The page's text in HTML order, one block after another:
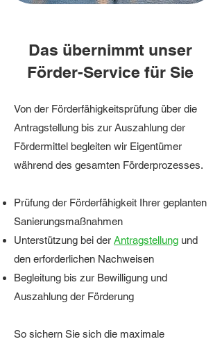
Das übernimmt unser
Förder-Service für Sie
Von der Förderfähigkeitsprüfung über die
Antragstellung bis zur Auszahlung der
Fördermittel begleiten wir Eigentümer
während des gesamten Förderprozesses.
Prüfung der Förderfähigkeit Ihrer geplanten
Sanierungsmaßnahmen
Unterstützung bei der Antragstellung und
den erforderlichen Nachweisen
Begleitung bis zur Bewilligung und
Auszahlung der Förderung
So sichern Sie sich die maximale